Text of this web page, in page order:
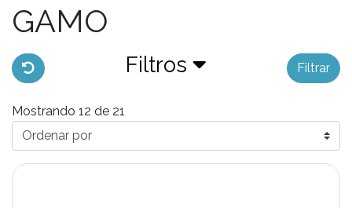
GAMO
Filtros Filtrar
Mostrando 12 de 21